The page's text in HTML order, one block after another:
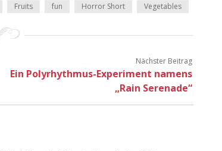
Fruits fun Horror Short Vegetables
Nächster Beitrag
Ein Polyrhythmus-Experiment namens
„Rain Serenade“